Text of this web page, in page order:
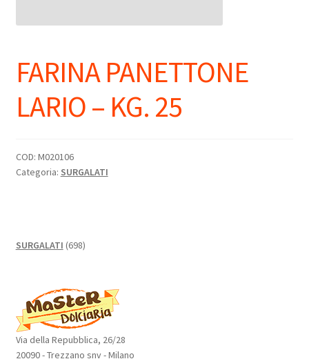
FARINA PANETTONE
LARIO – KG. 25
COD: M020106
Categoria: SURGALATI
SURGALATI 698698
Via della Repubblica, 26/28
20090 - Trezzano snv - Milano